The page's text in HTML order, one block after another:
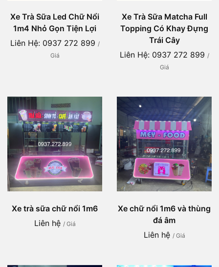
Xe Trà Sữa Led Chữ Nổi
1m4 Nhỏ Gọn Tiện Lợi
Liên Hệ: 0937 272 899 /
Giá
Xe Trà Sữa Matcha Full
Topping Có Khay Đựng
Trái Cây
Liên Hệ: 0937 272 899 /
Giá
Xe trà sữa chữ nổi 1m6
Liên hệ / Giá
Xe chữ nổi 1m6 và thùng
đá âm
Liên hệ / Giá